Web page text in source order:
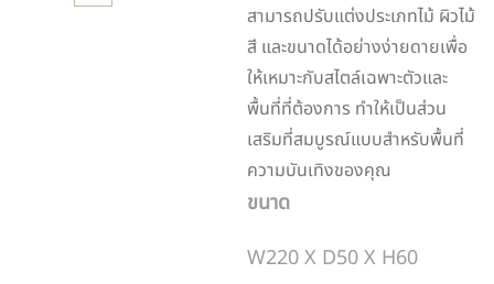
สามารถปรับแต่งประเภทไม้ ผิวไม้
สี และขนาดได้อย่างง่ายดายเพื่อ
ให้เหมาะกับสไตล์เฉพาะตัวและ
พื้นที่ที่ต้องการ ทำให้เป็นส่วน
เสริมที่สมบูรณ์แบบสำหรับพื้นที่
ความบันเทิงของคุณ
ขนาด
W220 X D50 X H60